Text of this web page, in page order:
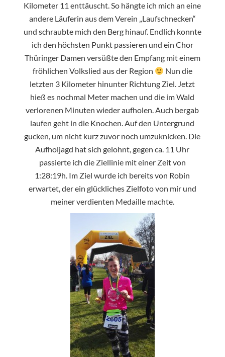
Kilometer 11 enttäuscht. So hängte ich mich an eine
andere Läuferin aus dem Verein „Laufschnecken“
und schraubte mich den Berg hinauf. Endlich konnte
ich den höchsten Punkt passieren und ein Chor
Thüringer Damen versüßte den Empfang mit einem
fröhlichen Volkslied aus der Region
Nun die
letzten 3 Kilometer hinunter Richtung Ziel. Jetzt
hieß es nochmal Meter machen und die im Wald
verlorenen Minuten wieder aufholen. Auch bergab
laufen geht in die Knochen. Auf den Untergrund
gucken, um nicht kurz zuvor noch umzuknicken. Die
Aufholjagd hat sich gelohnt, gegen ca. 11 Uhr
passierte ich die Ziellinie mit einer Zeit von
1:28:19h. Im Ziel wurde ich bereits von Robin
erwartet, der ein glückliches Zielfoto von mir und
meiner verdienten Medaille machte.